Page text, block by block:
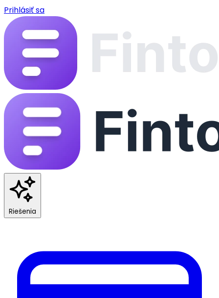
Prihlásiť sa
Riešenia